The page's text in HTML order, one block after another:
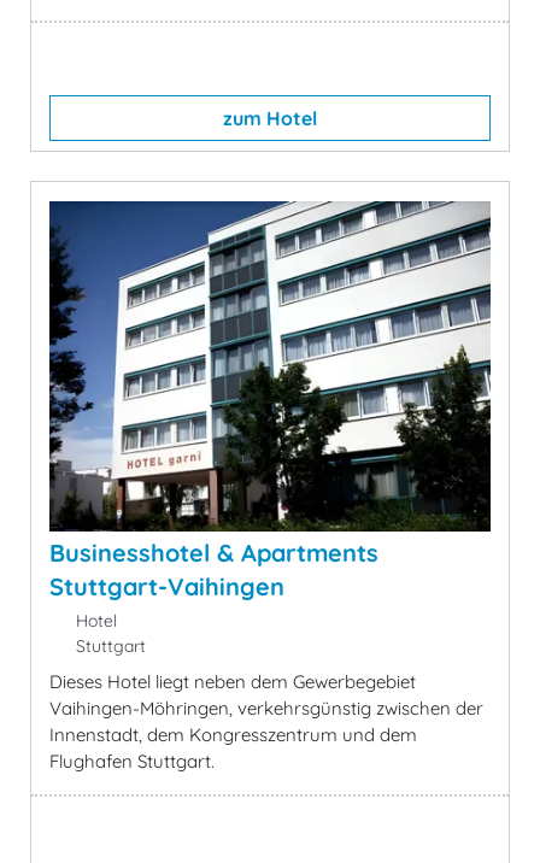
zum Hotel
Businesshotel & Apartments
Stuttgart-Vaihingen
Hotel
Stuttgart
Dieses Hotel liegt neben dem Gewerbegebiet
Vaihingen-Möhringen, verkehrsgünstig zwischen der
Innenstadt, dem Kongresszentrum und dem
Flughafen Stuttgart.